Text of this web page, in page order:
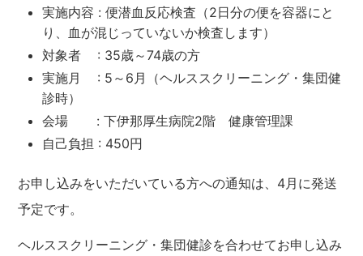
実施内容 : 便潜血反応検査（2日分の便を容器にと
り、血が混じっていないか検査します）
対象者 : 35歳～74歳の方
実施月 : 5～6月（ヘルススクリーニング・集団健
診時）
会場 : 下伊那厚生病院2階 健康管理課
自己負担 : 450円
お申し込みをいただいている方への通知は、4月に発送
予定です。
ヘルススクリーニング・集団健診を合わせてお申し込み